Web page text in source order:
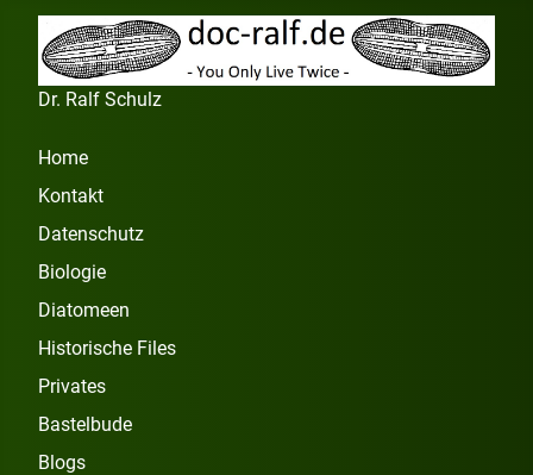
Dr. Ralf Schulz
Home
Kontakt
Datenschutz
Biologie
Diatomeen
Historische Files
Privates
Bastelbude
Blogs